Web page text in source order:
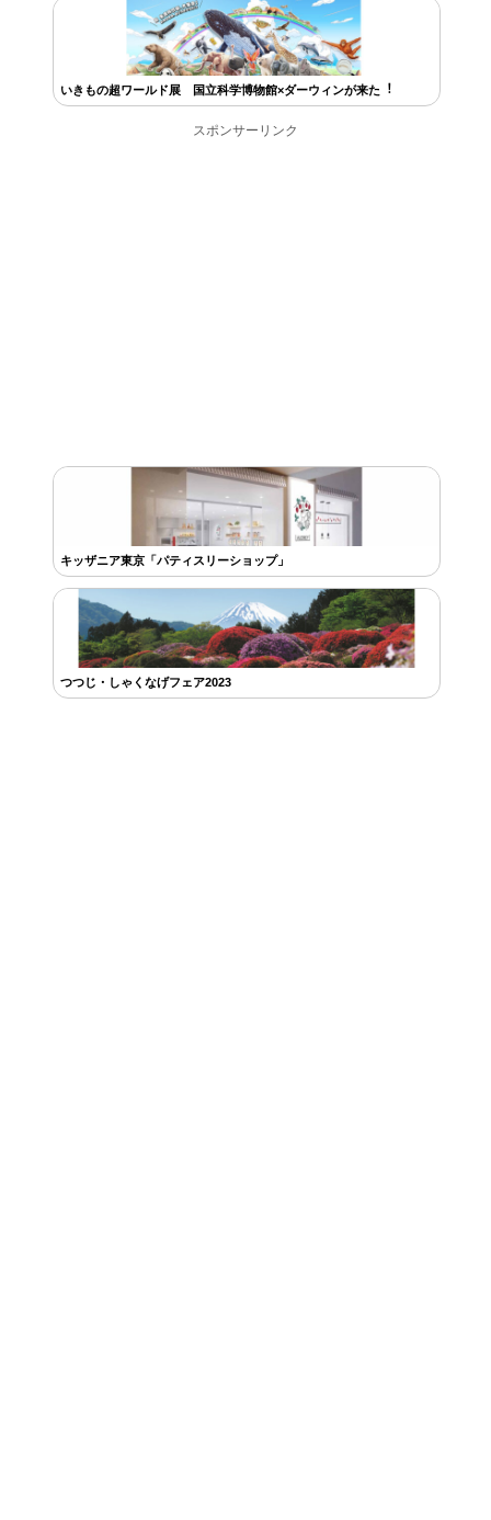
いきもの超ワールド展 国立科学博物館×ダーウィンが来た︕
スポンサーリンク
キッザニア東京「パティスリーショップ」
つつじ・しゃくなげフェア2023